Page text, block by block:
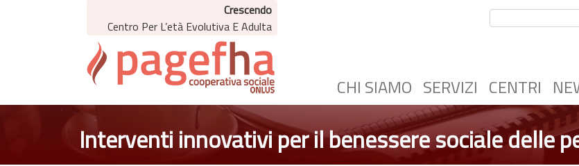
Crescendo
Centro Per L’età Evolutiva E Adulta
CHI SIAMO SERVIZI CENTRI
Interventi innovativi per il benessere sociale delle